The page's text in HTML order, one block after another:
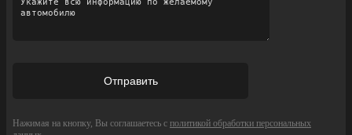
Нажимая на кнопку, Вы соглашаетесь с политикой обработки персональных